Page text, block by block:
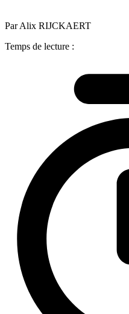
Par Alix RIJCKAERT
Temps de lecture :